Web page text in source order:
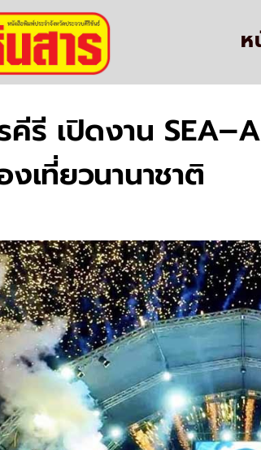
ห
คีรี เปิดงาน
เที่ยวนานาชาติ